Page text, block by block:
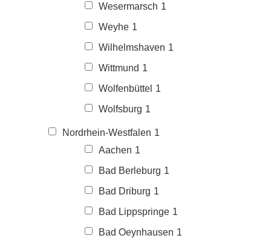
Wesermarsch 1
Weyhe 1
Wilhelmshaven 1
Wittmund 1
Wolfenbüttel 1
Wolfsburg 1
Nordrhein-Westfalen 1
Aachen 1
Bad Berleburg 1
Bad Driburg 1
Bad Lippspringe 1
Bad Oeynhausen 1